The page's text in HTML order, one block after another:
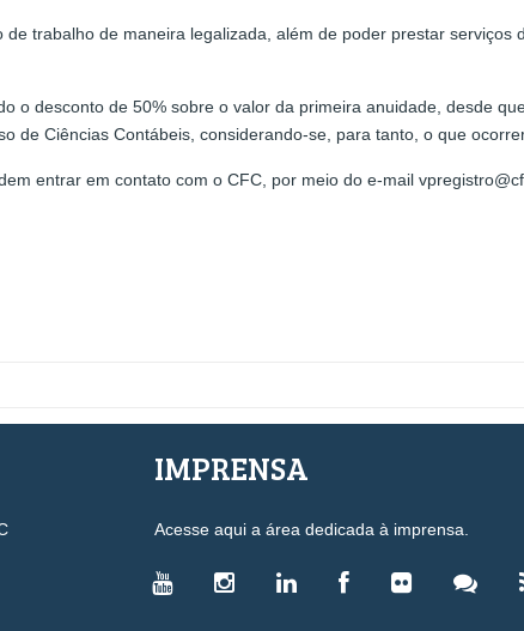
trabalho de maneira legalizada, além de poder prestar serviços
o desconto de 50% sobre o valor da primeira anuidade, desde
de Ciências Contábeis, considerando-se, para tanto, o que
entrar em contato com o CFC, por meio do e-mail
IMPRENSA
Acesse aqui a área dedicada à imprensa.